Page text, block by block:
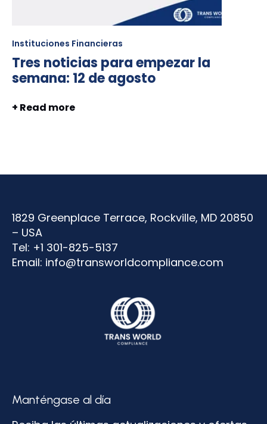
Instituciones Financieras
Tres noticias para empezar la
semana: 12 de agosto
+ Read more
1829 Greenplace Terrace, Rockville, MD 20850
– USA
Tel: +1 301-825-5137
Email: info@transworldcompliance.com
Manténgase al día